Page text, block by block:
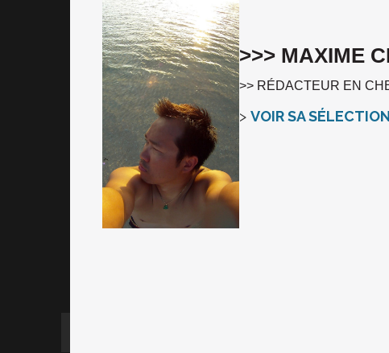
>>> MAXIME
>> RÉDACTEUR EN
> VOIR SA